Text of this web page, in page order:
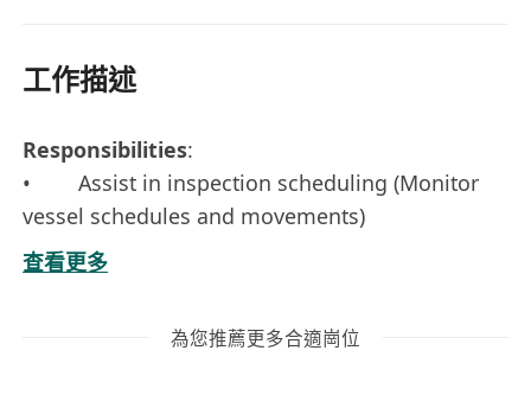
工作描述
Responsibilities:
• Assist in inspection scheduling (Monitor
vessel schedules and movements)
• Handle correspondence independently
· Solve all customers' issues related to
• Handle general office administrative
查看更多
為您推薦更多合適崗位